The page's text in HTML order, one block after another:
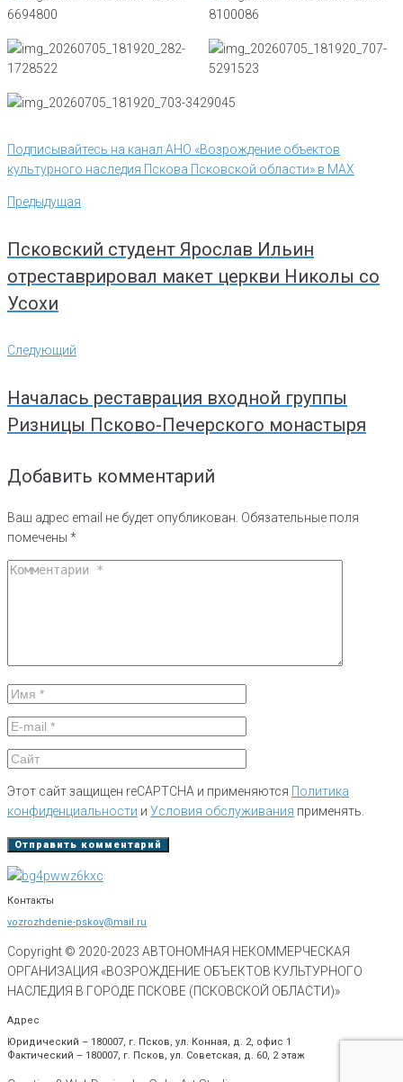
Подписывайтесь на канал АНО «Возрождение объектов
культурного наследия Пскова Псковской области» в MAX
Навигация
по
Предыдущая
Предыдущая
Псковский студент Ярослав Ильин
отреставрировал макет церкви Николы со
Усохи
Следующий
Следующий
Началась реставрация входной группы
Ризницы Псково-Печерского монастыря
Добавить комментарий
Ваш адрес email не будет опубликован. Обязательные поля
помечены *
Этот сайт защищен reCAPTCHA и применяются Политика
конфиденциальности и Условия обслуживания применять.
Контакты
vozrozhdenie-pskov@mail.ru
Copyright © 2020-2023 АВТОНОМНАЯ НЕКОММЕРЧЕСКАЯ
ОРГАНИЗАЦИЯ «ВОЗРОЖДЕНИЕ ОБЪЕКТОВ КУЛЬТУРНОГО
НАСЛЕДИЯ В ГОРОДЕ ПСКОВЕ (ПСКОВСКОЙ ОБЛАСТИ)»
Адрес
Юридический – 180007, г. Псков, ул. Конная, д. 2, офис 1
Фактический – 180007, г. Псков, ул. Советская, д. 60, 2 этаж